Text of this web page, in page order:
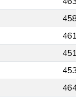
458
461
451
453
464